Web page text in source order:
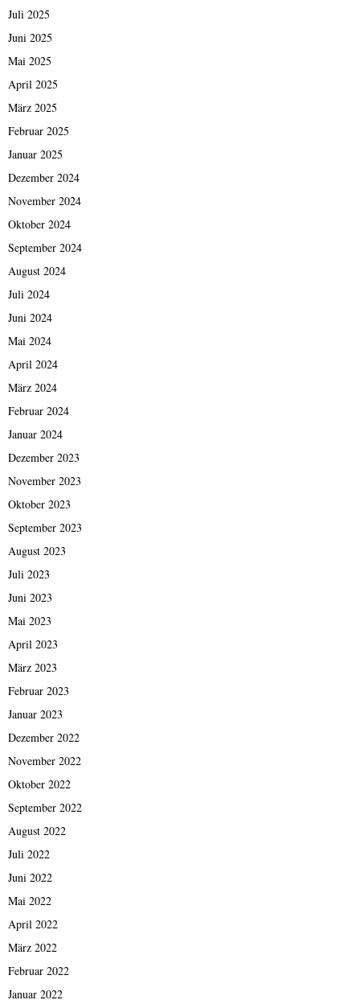
Juli 2025
Juni 2025
Mai 2025
April 2025
März 2025
Februar 2025
Januar 2025
Dezember 2024
November 2024
Oktober 2024
September 2024
August 2024
Juli 2024
Juni 2024
Mai 2024
April 2024
März 2024
Februar 2024
Januar 2024
Dezember 2023
November 2023
Oktober 2023
September 2023
August 2023
Juli 2023
Juni 2023
Mai 2023
April 2023
März 2023
Februar 2023
Januar 2023
Dezember 2022
November 2022
Oktober 2022
September 2022
August 2022
Juli 2022
Juni 2022
Mai 2022
April 2022
März 2022
Februar 2022
Januar 2022